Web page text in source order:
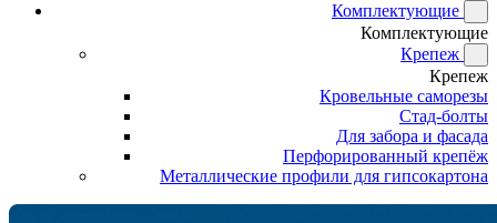
Комплектующие
Комплектующие
Крепеж
Крепеж
Кровельные саморезы
Стад-болты
Для забора и фасада
Перфорированный крепёж
Металлические профили для гипсокартона